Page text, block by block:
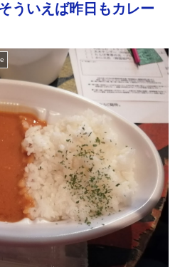
ういえば昨日もカレー